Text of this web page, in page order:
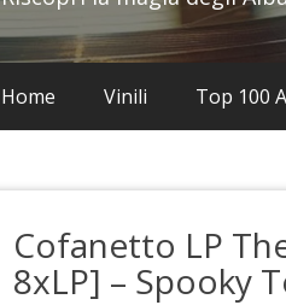
Home Vinili Top 100
Cofanetto LP
8xLP] – Spooky